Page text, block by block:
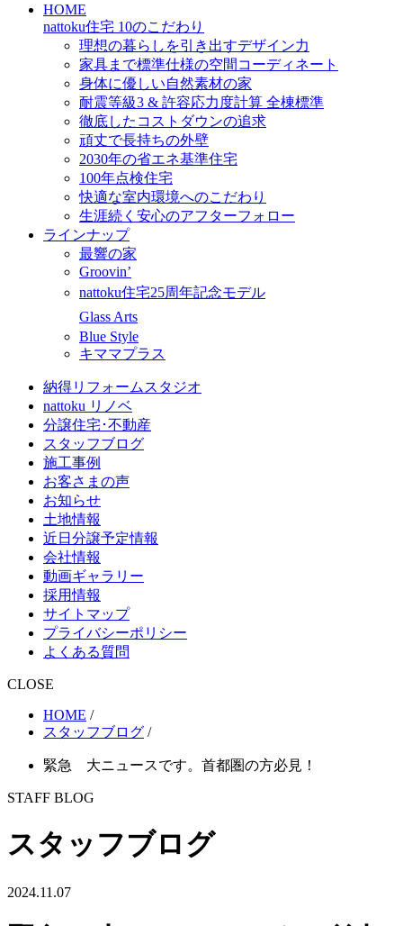
HOME
nattoku住宅 10のこだわり
理想の暮らしを引き出すデザイン力
家具まで標準仕様の空間コーディネート
身体に優しい自然素材の家
耐震等級3 & 許容応力度計算 全棟標準
徹底したコストダウンの追求
頑丈で長持ちの外壁
2030年の省エネ基準住宅
100年点検住宅
快適な室内環境へのこだわり
生涯続く安心のアフターフォロー
ラインナップ
最響の家
Groovin’
nattoku住宅25周年記念モデル
Glass Arts
Blue Style
キママプラス
納得リフォームスタジオ
nattoku リノベ
分譲住宅･不動産
スタッフブログ
施工事例
お客さまの声
お知らせ
土地情報
近日分譲予定情報
会社情報
動画ギャラリー
採用情報
サイトマップ
プライバシーポリシー
よくある質問
CLOSE
HOME /
スタッフブログ /
緊急 大ニュースです。首都圏の方必見！
STAFF BLOG
スタッフブログ
2024.11.07